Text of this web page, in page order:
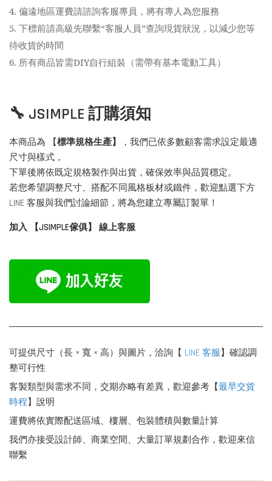
4. 偏遠地區運費請諮詢客服專員，將有專人為您服務
5. 下標前請高級先聯繫“客服人員”查詢現貨狀況，以減少您等
待收貨的時間
6. 所有商品皆需DIY自行組裝（需帶有基本電動工具）
🔧 JSIMPLE 訂購須知
本商品為 【標準規格生產】
，我們已依多數顧客需求設定最適
尺寸與樣式，
下單後將依既定規格製作與出貨，確保效率與品質穩定。
若您希望調整尺寸、搭配不同風格板材或鐵件，歡迎點選下方
LINE 客服與我們討論細節，將為您建立專屬訂製單！
加入 【JSIMPLE傢俱】 線上客服
可提供尺寸（長 × 寬 × 高）與圖片，洽詢【 LINE 客服】確認調
整可行性
客製類型與需求不同，交期亦略有差異，歡迎參考【最早交貨
時程】說明
運費將依實際配送區域、樓層、包裝體積與數量計算
我們亦接受設計師、商業空間、大量訂單規劃合作，歡迎來信
聯繫